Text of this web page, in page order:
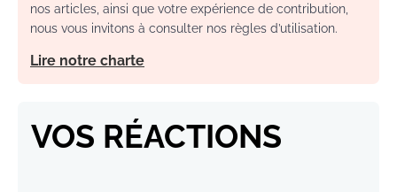
nos articles, ainsi que votre expérience de contribution,
nous vous invitons à consulter nos règles d’utilisation.
Lire notre charte
VOS RÉACTIONS